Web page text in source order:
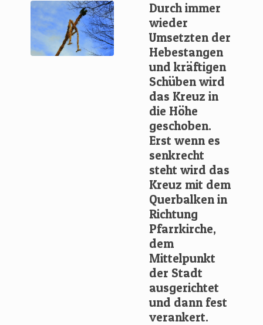
Durch immer
wieder
Umsetzten der
Hebestangen
und kräftigen
Schüben wird
das Kreuz in
die Höhe
geschoben.
Erst wenn es
senkrecht
steht wird das
Kreuz mit dem
Querbalken in
Richtung
Pfarrkirche,
dem
Mittelpunkt
der Stadt
ausgerichtet
und dann fest
verankert.